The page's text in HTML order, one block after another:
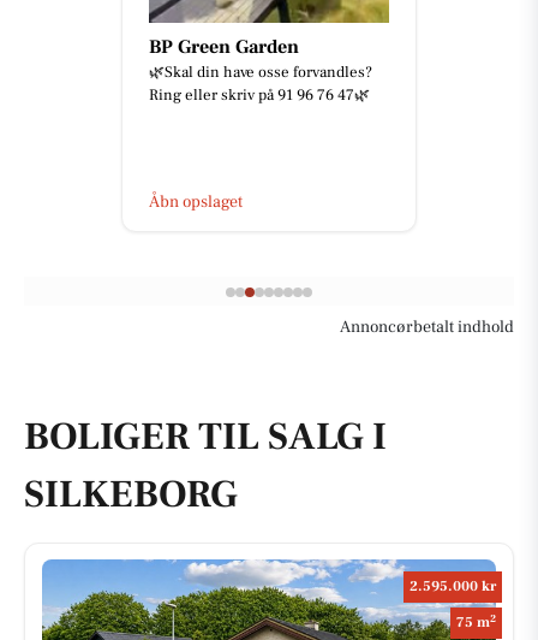
BP Green Garden
🌿Skal din have osse forvandles?
Ring eller skriv på 91 96 76 47🌿
Åbn opslaget
Annoncørbetalt indhold
BOLIGER TIL SALG I
SILKEBORG
2.595.000 kr
75 m2